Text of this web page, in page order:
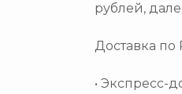
рублей,
Доставка по
• Экспресс-